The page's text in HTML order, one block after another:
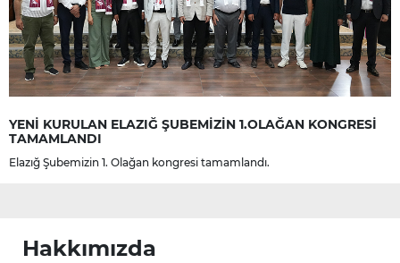
YENİ KURULAN ELAZIĞ ŞUBEMİZİN 1.OLAĞAN KONGRESİ
TAMAMLANDI
Elazığ Şubemizin 1. Olağan kongresi tamamlandı.
Hakkımızda